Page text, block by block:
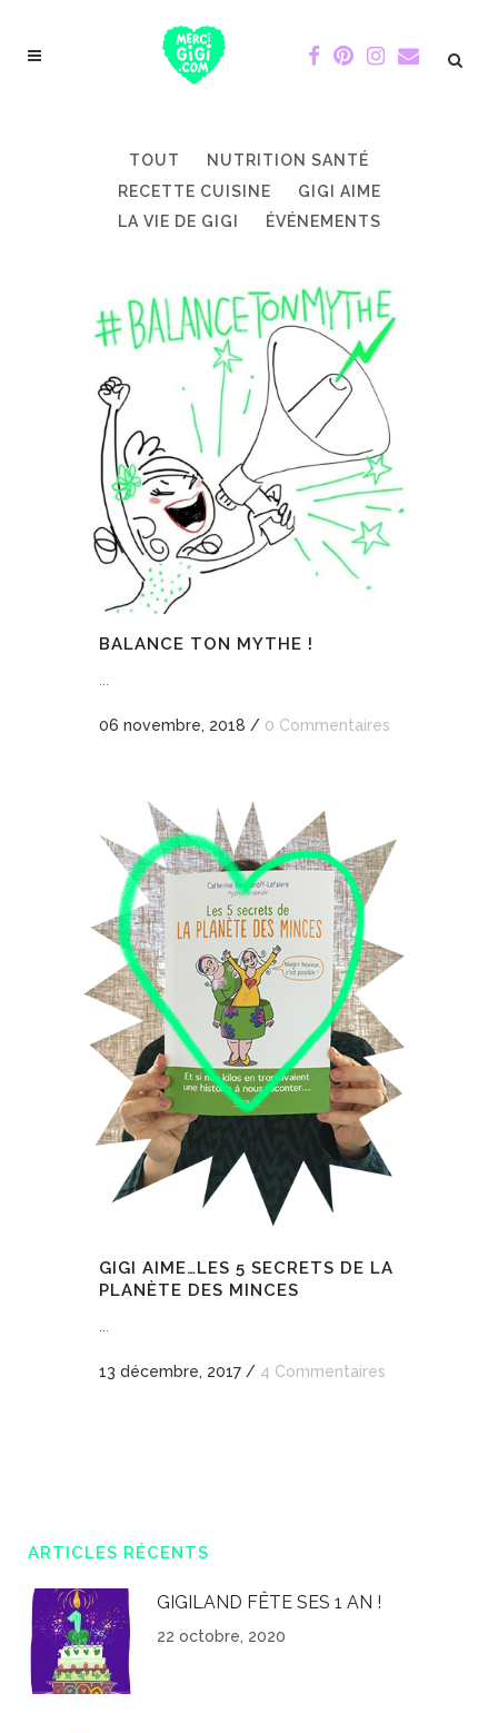
TOUT
NUTRITION SANTÉ
RECETTE CUISINE
GIGI AIME
LA VIE DE GIGI
ÉVÉNEMENTS
BALANCE TON MYTHE !
06 novembre, 2018 / 0 Commentaires
GIGI AIME…LES 5 SECRETS DE LA
PLANÈTE DES MINCES
13 décembre, 2017 / 4 Commentaires
ARTICLES RÉCENTS
GIGILAND FÊTE SES 1 AN !
22 octobre, 2020